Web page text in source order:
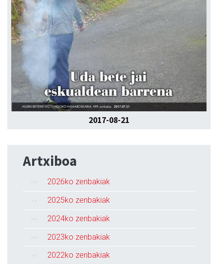
2017-08-21
Artxiboa
2026ko zenbakiak
2025ko zenbakiak
2024ko zenbakiak
2023ko zenbakiak
2022ko zenbakiak